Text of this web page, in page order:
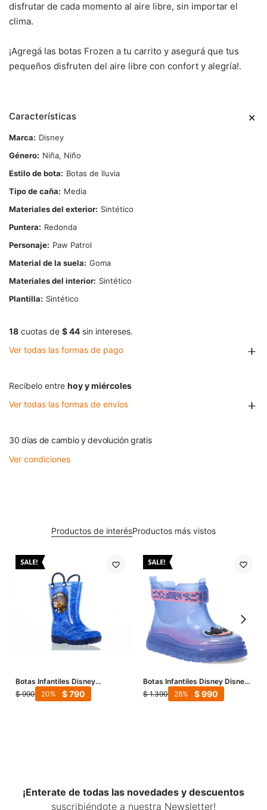
disfrutar de cada momento al aire libre, sin importar el
clima.
¡Agregá las botas Frozen a tu carrito y asegurá que tus
pequeños disfruten del aire libre con confort y alegría!.
Características
Marca
Disney
Género
Niña, Niño
Estilo de bota
Botas de lluvia
Tipo de caña
Media
Materiales del exterior
Sintético
Puntera
Redonda
Personaje
Paw Patrol
Material de la suela
Goma
Materiales del interior
Sintético
Plantilla
Sintético
18 cuotas de $ 44 sin intereses.
Ver todas las formas de pago
Recibelo entre hoy y miércoles
Ver todas las formas de envíos
30 días de cambio y devolución gratis
Ver condiciones
Productos de interésProductos más vistos
Botas Infantiles Disney
d/LLuvia Paw Patrol - Azul
$ 990 $790
20
Botas Infantiles Disney Disney
- Azul - Rosado
$ 1.390 $990
28
¡Enterate de todas las novedades y descuentos
suscribiéndote a nuestra Newsletter!